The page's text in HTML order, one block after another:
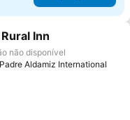
aos favoritos
Inn
não disponível
Aldamiz International